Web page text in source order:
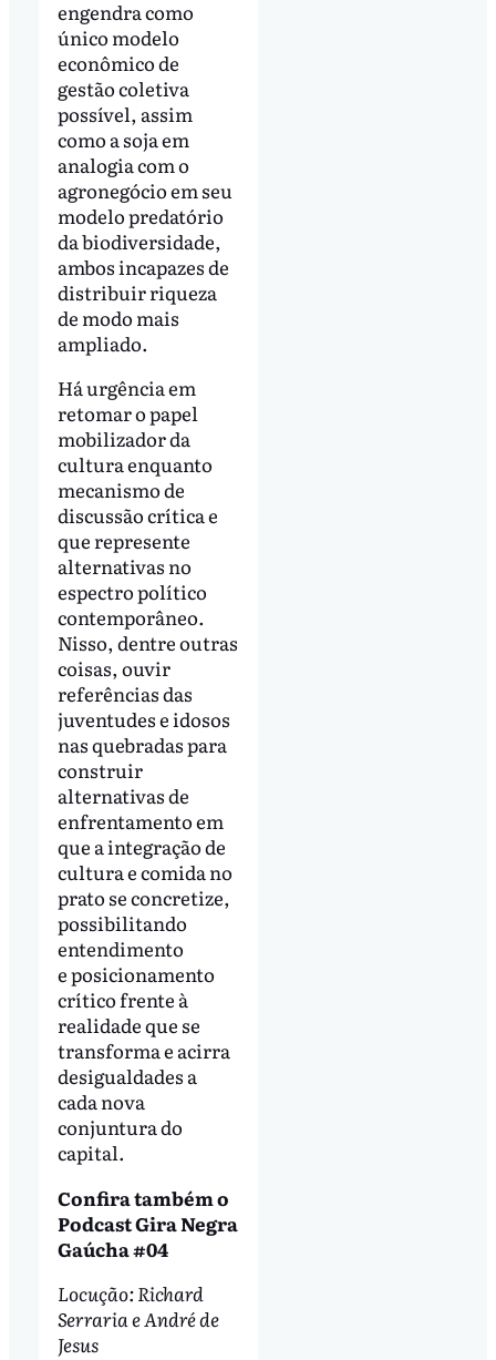
engendra como
único modelo
econômico de
gestão coletiva
possível, assim
como a soja em
analogia com o
agronegócio em seu
modelo predatório
da biodiversidade,
ambos incapazes de
distribuir riqueza
de modo mais
ampliado.
Há urgência em
retomar o papel
mobilizador da
cultura enquanto
mecanismo de
discussão crítica e
que represente
alternativas no
espectro político
contemporâneo.
Nisso, dentre outras
coisas, ouvir
referências das
juventudes e idosos
nas quebradas para
construir
alternativas de
enfrentamento em
que a integração de
cultura e comida no
prato se concretize,
possibilitando
entendimento
e posicionamento
crítico frente à
realidade que se
transforma e acirra
desigualdades a
cada nova
conjuntura do
capital.
Confira também o
Podcast Gira Negra
Gaúcha #04
Locução: Richard
Serraria e André de
Jesus